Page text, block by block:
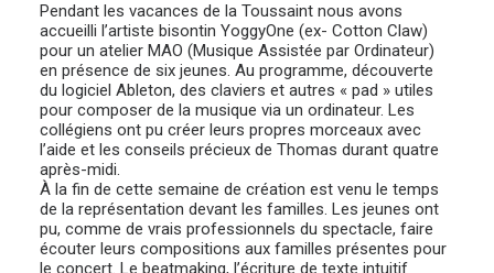
Pendant les vacances de la Toussaint nous avons
accueilli l’artiste bisontin YoggyOne (ex- Cotton Claw)
pour un atelier MAO (Musique Assistée par Ordinateur)
en présence de six jeunes. Au programme, découverte
du logiciel Ableton, des claviers et autres « pad » utiles
pour composer de la musique via un ordinateur. Les
collégiens ont pu créer leurs propres morceaux avec
l’aide et les conseils précieux de Thomas durant quatre
après-midi.
À la fin de cette semaine de création est venu le temps
de la représentation devant les familles. Les jeunes ont
pu, comme de vrais professionnels du spectacle, faire
écouter leurs compositions aux familles présentes pour
le concert. Le beatmaking, l’écriture de texte intuitif